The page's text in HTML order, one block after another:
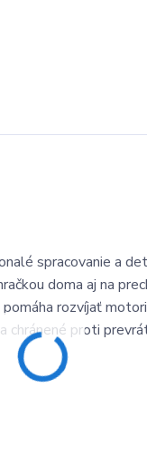
spracovanie a
doma aj na
rozvíjať
chránené proti